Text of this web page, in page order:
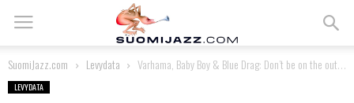
SuomiJazz.com Levydata Varhama, Baby Boy & Blue Drag: Don’t be on the outside
LEVYDATA